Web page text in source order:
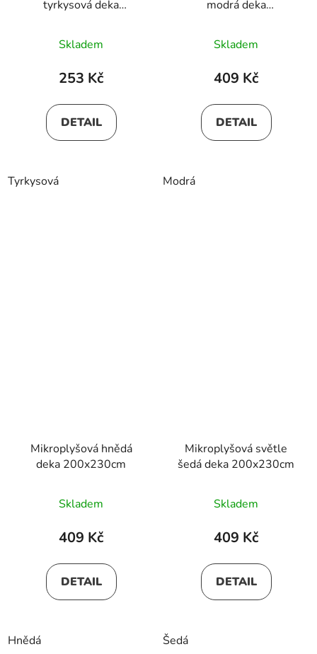
tyrkysová deka
Skladem
253 Kč
DETAIL
Tyrkysová
modrá deka
Skladem
409 Kč
DETAIL
Modrá
Mikroplyšová hnědá
deka 200x230cm
Skladem
409 Kč
DETAIL
Hnědá
Mikroplyšová světle
šedá deka 200x230cm
Skladem
409 Kč
DETAIL
Šedá